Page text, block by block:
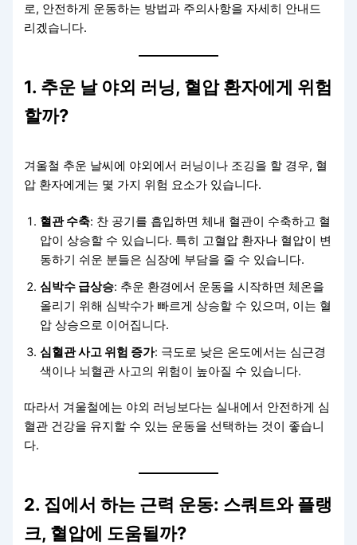
로, 안전하게 운동하는 방법과 주의사항을 자세히 안내드
리겠습니다.
1. 추운 날 야외 러닝, 혈압 환자에게 위험
할까?
겨울철 추운 날씨에 야외에서 러닝이나 조깅을 할 경우, 혈
압 환자에게는 몇 가지 위험 요소가 있습니다.
혈관 수축: 찬 공기를 흡입하면 체내 혈관이 수축하고 혈
압이 상승할 수 있습니다. 특히 고혈압 환자나 혈압이 변
동하기 쉬운 분들은 심장에 부담을 줄 수 있습니다.
심박수 급상승: 추운 환경에서 운동을 시작하면 체온을
올리기 위해 심박수가 빠르게 상승할 수 있으며, 이는 혈
압 상승으로 이어집니다.
심혈관 사고 위험 증가: 극도로 낮은 온도에서는 심근경
색이나 뇌혈관 사고의 위험이 높아질 수 있습니다.
따라서 겨울철에는 야외 러닝보다는 실내에서 안전하게 심
혈관 건강을 유지할 수 있는 운동을 선택하는 것이 좋습니
다.
2. 집에서 하는 근력 운동: 스쿼트와 플랭
크, 혈압에 도움될까?